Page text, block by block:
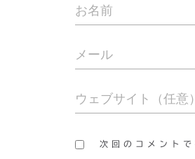
次回のコメント